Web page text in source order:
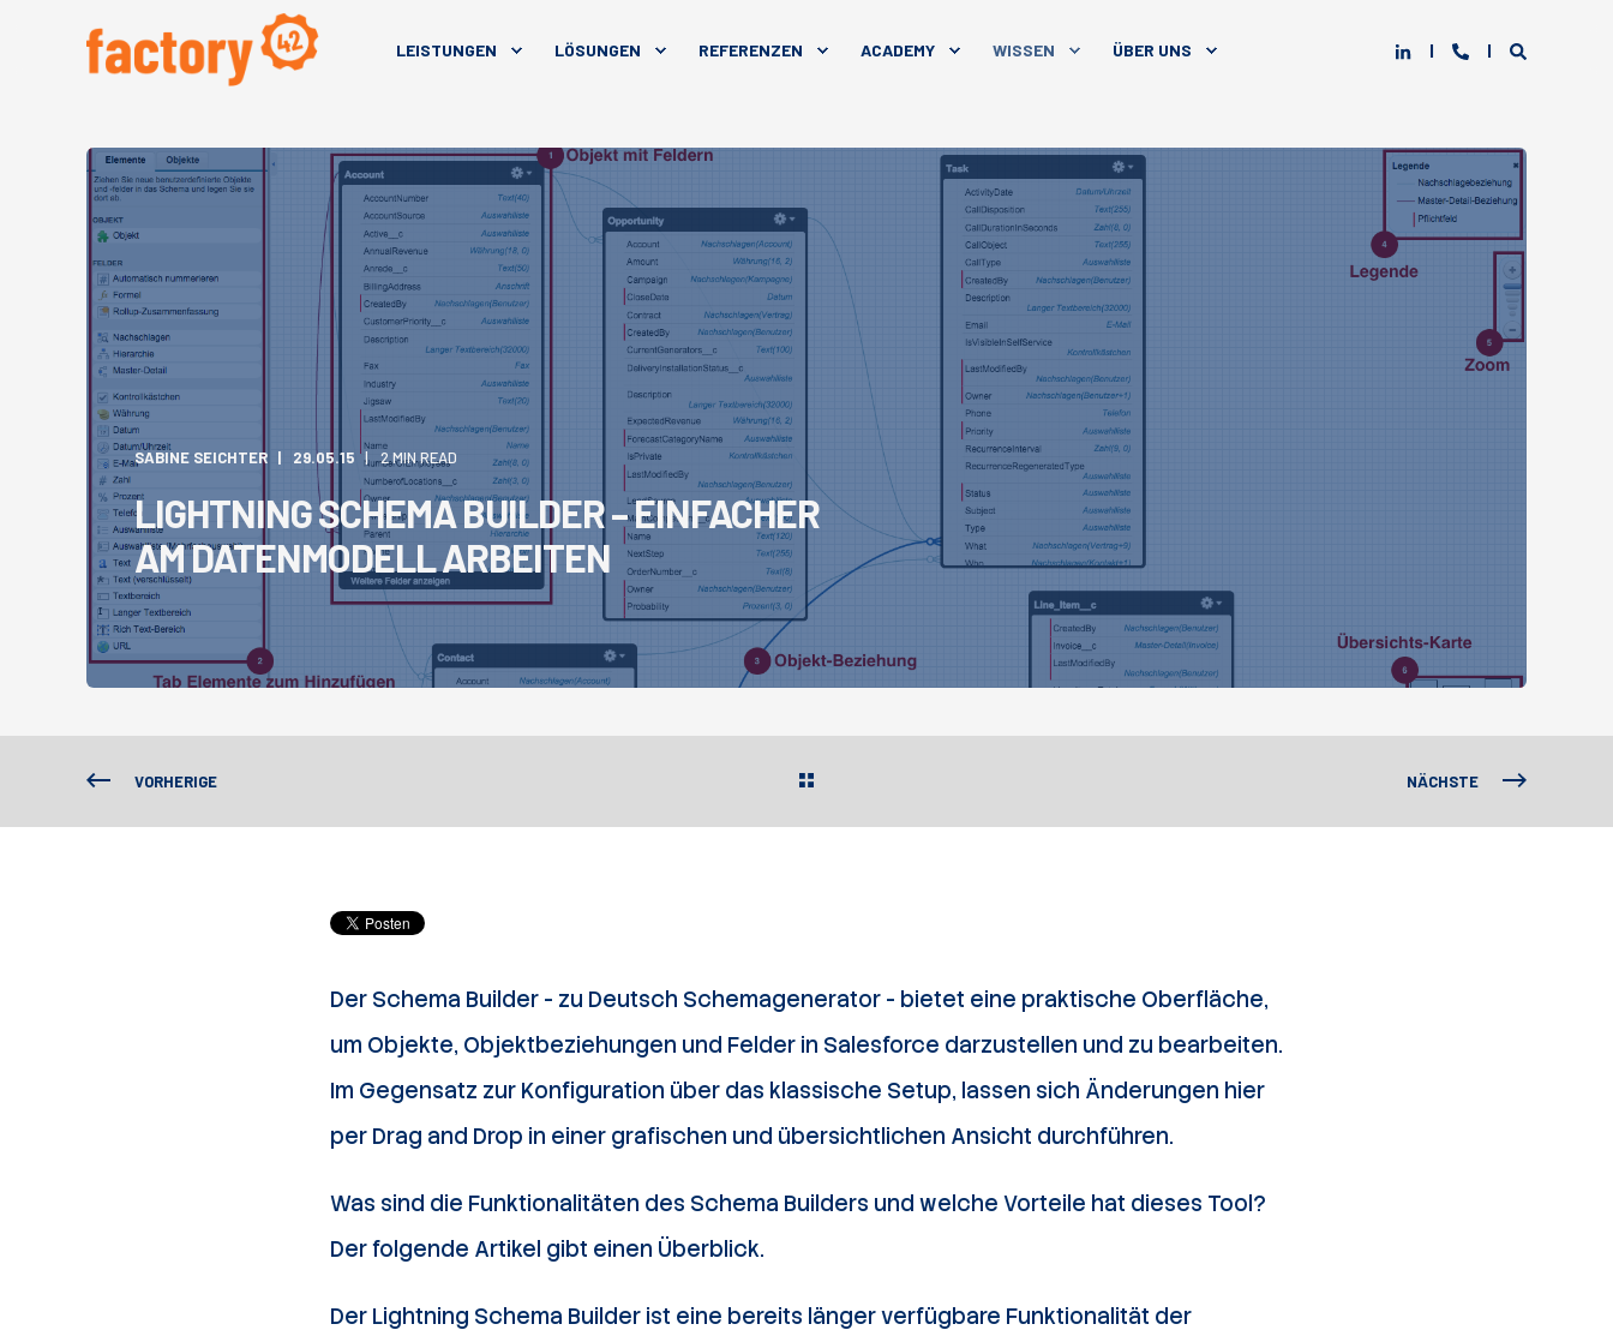
LEISTUNGEN LÖSUNGEN REFERENZEN ACADEMY WISSEN ÜBER UNS
SABINE SEICHTER 29.05.15 2 MIN READ
LIGHTNING SCHEMA BUILDER – EINFACHER
AM DATENMODELL ARBEITEN
VORHERIGE NÄCHSTE
Der Schema Builder - zu Deutsch Schemagenerator - bietet eine praktische Oberfläche,
um Objekte, Objektbeziehungen und Felder in Salesforce darzustellen und zu bearbeiten.
Im Gegensatz zur Konfiguration über das klassische Setup, lassen sich Änderungen hier
per Drag and Drop in einer grafischen und übersichtlichen Ansicht durchführen.
Was sind die Funktionalitäten des Schema Builders und welche Vorteile hat dieses Tool?
Der folgende Artikel gibt einen Überblick.
Der Lightning Schema Builder ist eine bereits länger verfügbare Funktionalität der